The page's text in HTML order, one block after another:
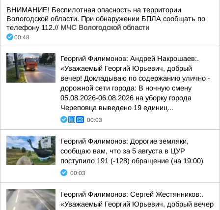
ВНИМАНИЕ! Беспилотная опасность на территории
Вологодской области. При обнаружении БПЛА сообщать по
телефону 112.// МЧС Вологодской области
00:48
Георгий Филимонов: Андрей Накрошаев:.
«Уважаемый Георгий Юрьевич, добрый
вечер! Докладываю по содержанию улично -
дорожной сети города: В ночную смену
05.08.2026-06.08.2026 на уборку города
Череповца выведено 19 единиц...
00:03
Георгий Филимонов: Дорогие земляки,
сообщаю вам, что за 5 августа в ЦУР
поступило 191 (-128) обращение (на 19:00)
00:03
Георгий Филимонов: Сергей Жестянников:.
«Уважаемый Георгий Юрьевич, добрый вечер